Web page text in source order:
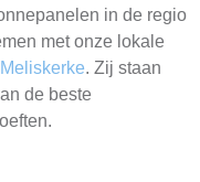
in de regio
met onze lokale
Meliskerke. Zij staan
de beste